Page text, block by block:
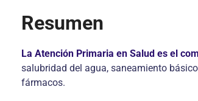
Resumen
La Atención Primaria en Salud es el
salubridad del agua, saneamiento
fármacos.